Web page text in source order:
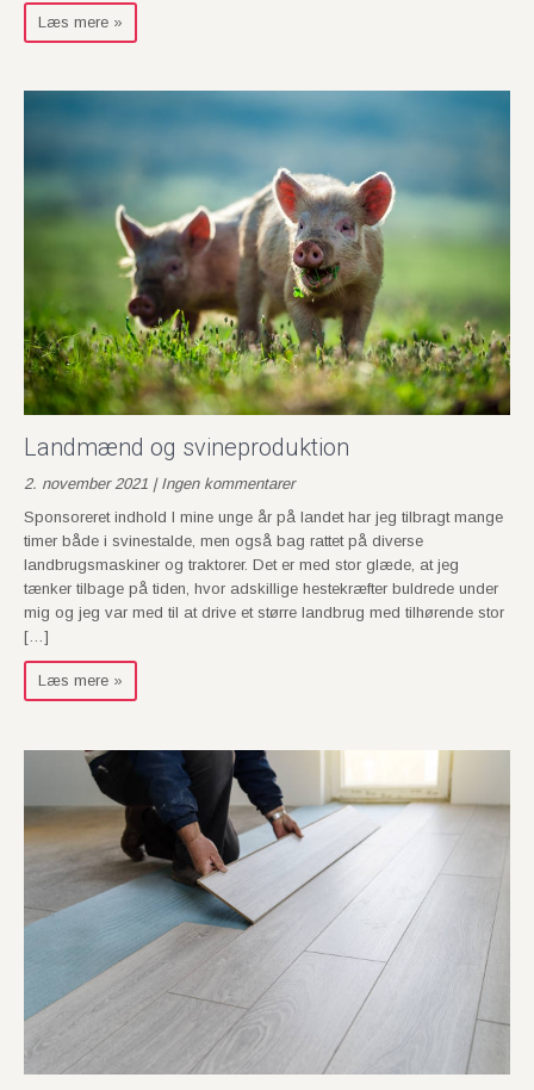
Læs mere »
Landmænd og svineproduktion
2. november 2021 | Ingen kommentarer
Sponsoreret indhold I mine unge år på landet har jeg tilbragt mange
timer både i svinestalde, men også bag rattet på diverse
landbrugsmaskiner og traktorer. Det er med stor glæde, at jeg
tænker tilbage på tiden, hvor adskillige hestekræfter buldrede under
mig og jeg var med til at drive et større landbrug med tilhørende stor
[…]
Læs mere »